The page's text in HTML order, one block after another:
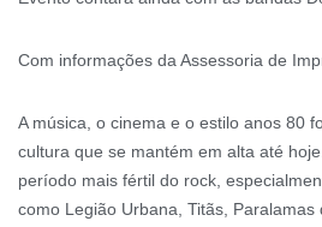
Com informações da Assessoria de
A música, o cinema e o estilo anos 80
cultura que se mantém em alta até
período mais fértil do rock,
como Legião Urbana, Titãs, Paralamas